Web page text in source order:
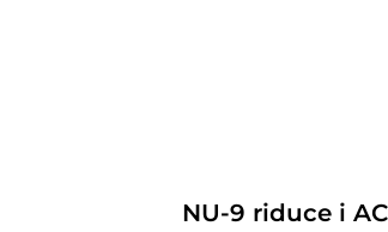
NU-9 riduce i